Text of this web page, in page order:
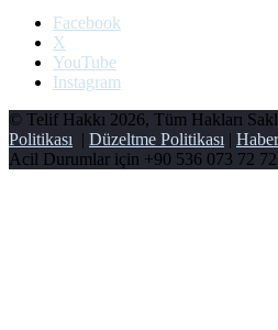
Facebook
X
YouTube
Instagram
© Telif Hakkı 2026, Tüm Hakları
Politikası | Düzeltme Politikası |
Acil Durumlar için +90 536 073 72 72